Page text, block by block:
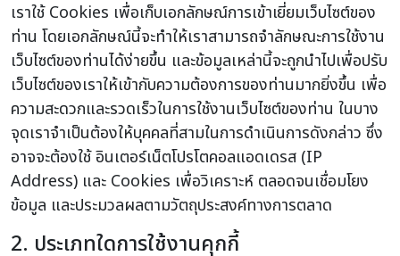
เราใช้ Cookies เพื่อเก็บเอกลักษณ์การเข้าเยี่ยมเว็บไซต์ของ
ท่าน โดยเอกลักษณ์นี้จะทำให้เราสามารถจำลักษณะการใช้งาน
เว็บไซต์ของท่านได้ง่ายขึ้น และข้อมูลเหล่านี้จะถูกนำไปเพื่อปรับ
เว็บไซต์ของเราให้เข้ากับความต้องการของท่านมากยิ่งขึ้น เพื่อ
ความสะดวกและรวดเร็วในการใช้งานเว็บไซต์ของท่าน ในบาง
จุดเราจำเป็นต้องให้บุคคลที่สามในการดำเนินการดังกล่าว ซึ่ง
อาจจะต้องใช้ อินเตอร์เน็ตโปรโตคอลแอดเดรส (IP
Address) และ Cookies เพื่อวิเคราะห์ ตลอดจนเชื่อมโยง
ข้อมูล และประมวลผลตามวัตถุประสงค์ทางการตลาด
2. ประเภทใดการใช้งานคุกกี้